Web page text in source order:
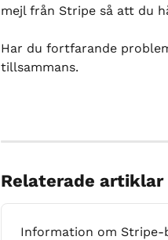
mejl från Stripe så att du
Har du fortfarande
tillsammans.
Relaterade artiklar
Information om Stripe-